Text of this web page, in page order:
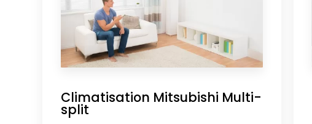
Climatisation Mitsubishi Multi-
split